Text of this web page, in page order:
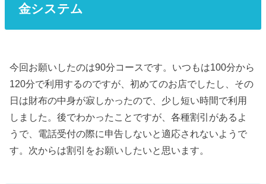
金システム
今回お願いしたのは90分コースです。いつもは100分から
120分で利用するのですが、初めてのお店でしたし、その
日は財布の中身が寂しかったので、少し短い時間で利用
しました。後でわかったことですが、各種割引があるよ
うで、電話受付の際に申告しないと適応されないようで
す。次からは割引をお願いしたいと思います。